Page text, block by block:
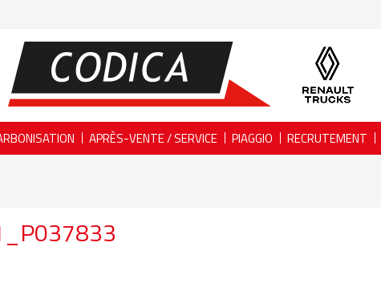
APRÈS-VENTE / SERVICE PIAGGIO RECRUTEMENT